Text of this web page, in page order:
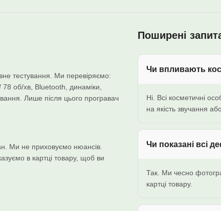
тестування. Ми перевіряємо:
78 об/хв, Bluetooth, динаміки,
Лише після цього програвач
Ми не приховуємо нюансів.
в картці товару, щоб ви
Поширені
Чи впливають
Ні. Всі косметичні
на якість звучання
Чи показані всі
Так. Ми чесно
картці товару.